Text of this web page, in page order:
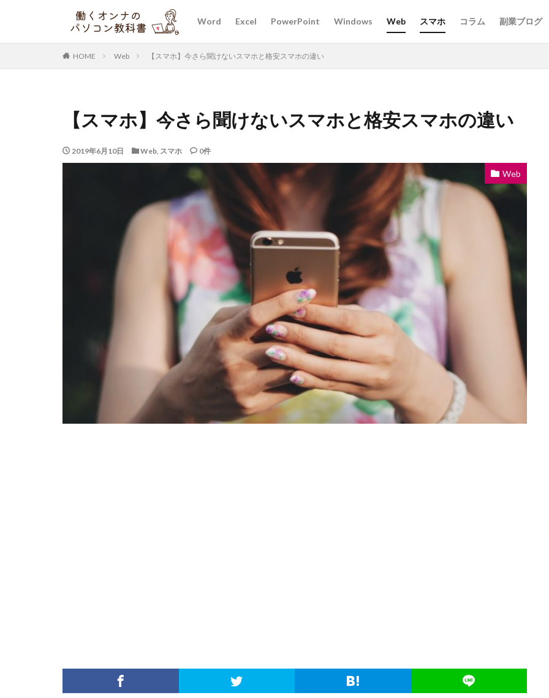
Word Excel PowerPoint Windows Web スマホ コラム 副業ブログ
HOME Web 【スマホ】今さら聞けないスマホと格安スマホの違い
【スマホ】今さら聞けないスマホと格安スマホの違い
2019年6月10日 Web, スマホ 0件
Web